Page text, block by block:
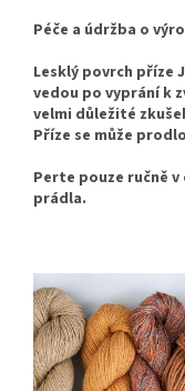
Péče a údržba o
Lesklý povrch příze
vedou po vyprání k
velmi důležité
Příze se může
Perte pouze ručně
prádla.